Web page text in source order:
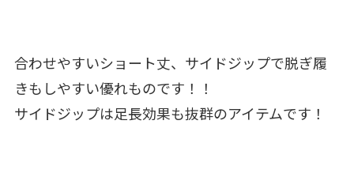
合わせやすいショート丈、サイドジップで脱ぎ履
きもしやすい優れものです！！
サイドジップは足長効果も抜群のアイテムです！